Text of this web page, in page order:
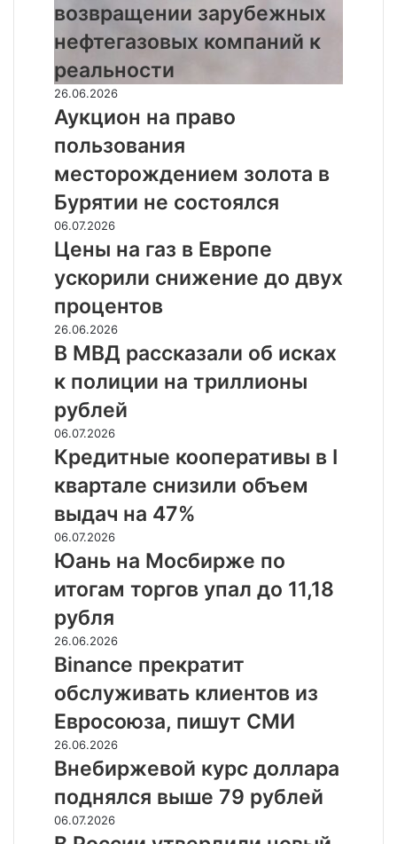
возвращении
зарубежных
нефтегазовых
компаний
к
реальности
возвращении зарубежных
нефтегазовых компаний к
реальности
Аукцион
на
право
пользования
месторождением
золота
в
Бурятии
не
состоялся
26.06.2026
Аукцион на право
пользования
месторождением золота в
Бурятии не состоялся
Цены
на
газ
в
Европе
ускорили
снижение
до
двух
процентов
06.07.2026
Цены на газ в Европе
ускорили снижение до двух
процентов
В
МВД
рассказали
об
исках
к
полиции
на
триллионы
рублей
26.06.2026
В МВД рассказали об исках
к полиции на триллионы
рублей
Кредитные
кооперативы
квартале
снизили
объем
выдач
на
47%
06.07.2026
Кредитные кооперативы в I
квартале снизили объем
выдач на 47%
Юань
на
Мосбирже
по
итогам
торгов
упал
до
11,18
рубля
06.07.2026
Юань на Мосбирже по
итогам торгов упал до 11,18
рубля
Binance
прекратит
обслуживать
клиентов
из
Евросоюза,
пишут
СМИ
26.06.2026
Binance прекратит
обслуживать клиентов из
Евросоюза, пишут СМИ
Внебиржевой
курс
доллара
поднялся
выше
79
26.06.2026
Внебиржевой курс доллара
поднялся выше 79 рублей
В
России
06.07.2026